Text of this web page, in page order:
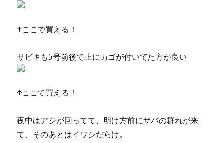
↑ここで買える！
サビキも5号前後で上にカゴが付いてた方が良い
↑ここで買える！
夜中はアジが回ってて、明け方前にサバの群れが来
て、そのあとはイワシだらけ。